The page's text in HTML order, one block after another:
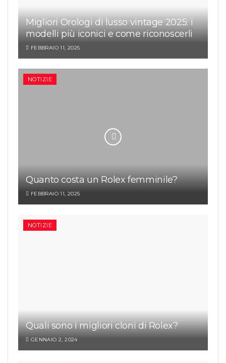
Migliori Orologi di lusso vintage 2025: i
modelli più iconici e come riconoscerli
FEBBRAIO 11, 2025
NOTIZIE
Quanto costa un Rolex femminile?
FEBBRAIO 11, 2025
NOTIZIE
Quali sono i migliori cloni di Rolex?
GENNAIO 2, 2024